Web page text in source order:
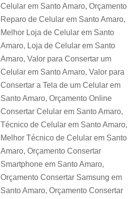
Celular em Santo Amaro, Orçamento
Reparo de Celular em Santo Amaro,
Melhor Loja de Celular em Santo
Amaro, Loja de Celular em Santo
Amaro, Valor para Consertar um
Celular em Santo Amaro, Valor para
Consertar a Tela de um Celular em
Santo Amaro, Orçamento Online
Consertar Celular em Santo Amaro,
Técnico de Celular em Santo Amaro,
Melhor Técnico de Celular em Santo
Amaro, Orçamento Consertar
Smartphone em Santo Amaro,
Orçamento Consertar Samsung em
Santo Amaro, Orçamento Consertar